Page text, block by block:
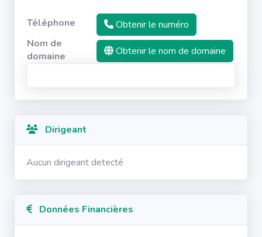
Téléphone
Obtenir le numéro
Nom de
domaine
Obtenir le nom de domaine
Dirigeant
Aucun dirigeant detecté
Données Financières